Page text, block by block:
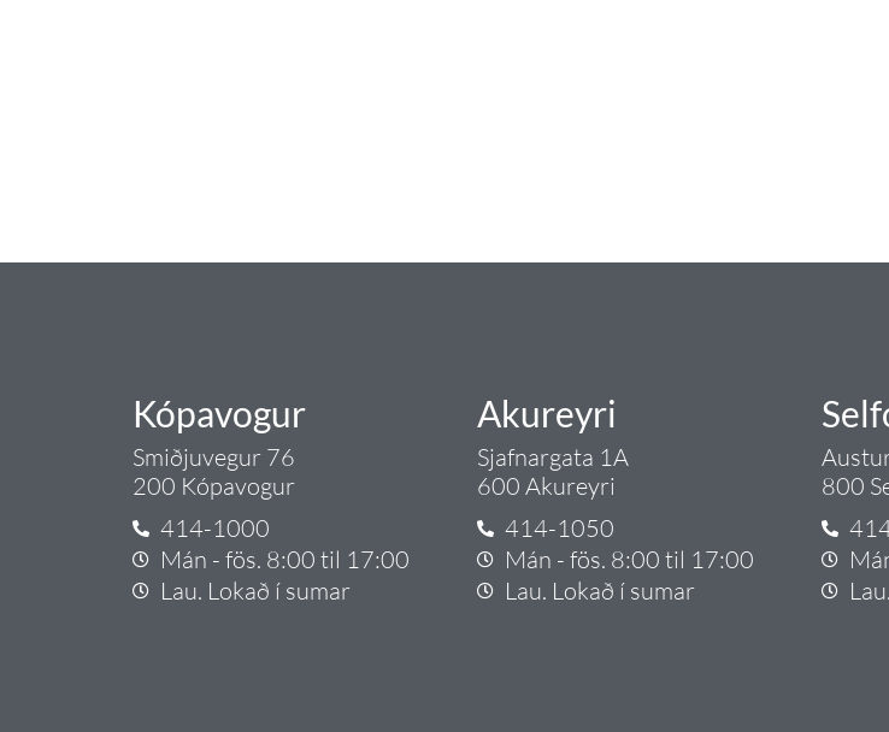
Kópavogur
Smiðjuvegur 76
200 Kópavogur
414-1000
Mán - fös. 8:00 til 17:00
Lau. Lokað í sumar
Akureyri
Sjafnargata 1A
600 Akureyri
414-1050
Mán - fös. 8:00 til 17:00
Lau. Lokað í sumar
800